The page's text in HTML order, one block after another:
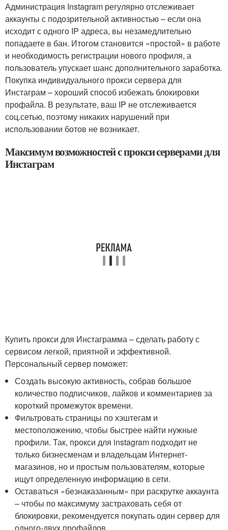
Администрация Instagram регулярно отслеживает
аккаунты с подозрительной активностью – если она
исходит с одного IP адреса, вы незамедлительно
попадаете в бан. Итогом становится «простой» в работе
и необходимость регистрации нового профиля, а
пользователь упускает шанс дополнительного заработка.
Покупка индивидуального прокси сервера для
Инстаграм – хороший способ избежать блокировки
профайла. В результате, ваш IP не отслеживается
соц.сетью, поэтому никаких нарушений при
использовании ботов не возникает.
Максимум возможностей с прокси серверами для
Инстаграм
Купить прокси для Инстаграмма – сделать работу с
сервисом легкой, приятной и эффективной.
Персональный сервер поможет:
Создать высокую активность, собрав большое
количество подписчиков, лайков и комментариев за
короткий промежуток времени.
Фильтровать страницы по хэштегам и
местоположению, чтобы быстрее найти нужные
профили. Так, прокси для instagram подходит не
только бизнесменам и владельцам Интернет-
магазинов, но и простым пользователям, которые
ищут определенную информацию в сети.
Оставаться «безнаказанным» при раскрутке аккаунта
– чтобы по максимуму застраховать себя от
блокировки, рекомендуется покупать один сервер для